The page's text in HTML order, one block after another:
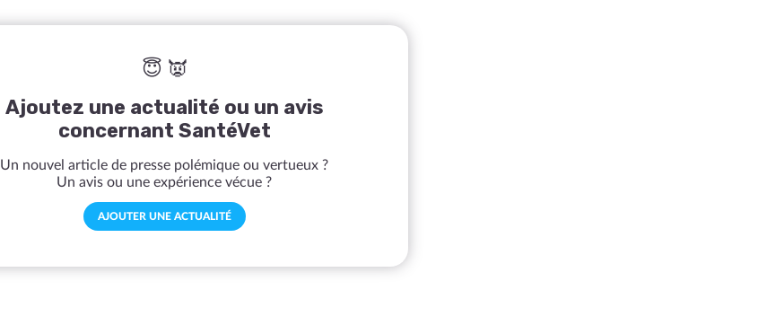
😇 👿
Ajoutez une actualité ou un avis
concernant SantéVet
Un nouvel article de presse polémique ou vertueux ?
Un avis ou une expérience vécue ?
AJOUTER UNE ACTUALITÉ